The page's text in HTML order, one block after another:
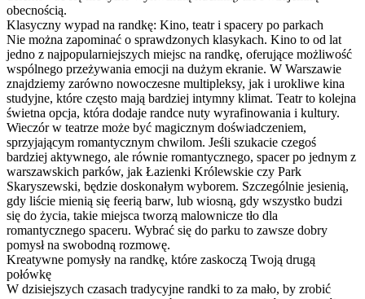
obecnością.
Klasyczny wypad na randkę: Kino, teatr i spacery po parkach
Nie można zapominać o sprawdzonych klasykach. Kino to od lat
jedno z najpopularniejszych miejsc na randkę, oferujące możliwość
wspólnego przeżywania emocji na dużym ekranie. W Warszawie
znajdziemy zarówno nowoczesne multipleksy, jak i urokliwe kina
studyjne, które często mają bardziej intymny klimat. Teatr to kolejna
świetna opcja, która dodaje randce nuty wyrafinowania i kultury.
Wieczór w teatrze może być magicznym doświadczeniem,
sprzyjającym romantycznym chwilom. Jeśli szukacie czegoś
bardziej aktywnego, ale równie romantycznego, spacer po jednym z
warszawskich parków, jak Łazienki Królewskie czy Park
Skaryszewski, będzie doskonałym wyborem. Szczególnie jesienią,
gdy liście mienią się feerią barw, lub wiosną, gdy wszystko budzi
się do życia, takie miejsca tworzą malownicze tło dla
romantycznego spaceru. Wybrać się do parku to zawsze dobry
pomysł na swobodną rozmowę.
Kreatywne pomysły na randkę, które zaskoczą Twoją drugą
połówkę
W dzisiejszych czasach tradycyjne randki to za mało, by zrobić